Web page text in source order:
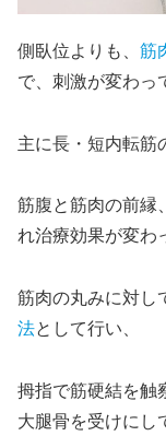
側臥位よりも、 筋
で、刺激が変わっ
主に長・短内転筋
筋腹と筋肉の前縁
れ治療効果が変わ
筋肉の丸みに対し
法として行い、
拇指で筋硬結を触
大腿骨を受けにし